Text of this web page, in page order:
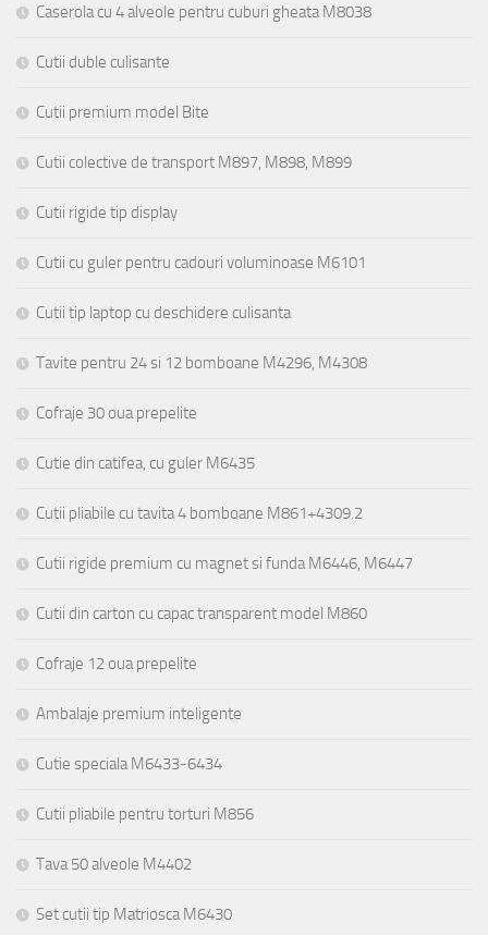
Caserola cu 4 alveole pentru cuburi gheata M8038
Cutii duble culisante
Cutii premium model Bite
Cutii colective de transport M897, M898, M899
Cutii rigide tip display
Cutii cu guler pentru cadouri voluminoase M6101
Cutii tip laptop cu deschidere culisanta
Tavite pentru 24 si 12 bomboane M4296, M4308
Cofraje 30 oua prepelite
Cutie din catifea, cu guler M6435
Cutii pliabile cu tavita 4 bomboane M861+4309.2
Cutii rigide premium cu magnet si funda M6446, M6447
Cutii din carton cu capac transparent model M860
Cofraje 12 oua prepelite
Ambalaje premium inteligente
Cutie speciala M6433-6434
Cutii pliabile pentru torturi M856
Tava 50 alveole M4402
Set cutii tip Matriosca M6430